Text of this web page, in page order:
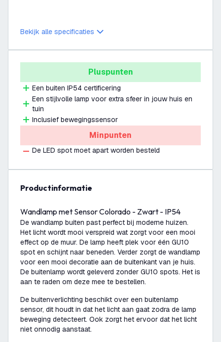
Bekijk alle specificaties
Pluspunten
Een buiten IP54 certificering
Een stijlvolle lamp voor extra sfeer in jouw huis en
tuin
Inclusief bewegingssensor
Minpunten
De LED spot moet apart worden besteld
productinformatie
Wandlamp met Sensor Colorado - Zwart - IP54
De wandlamp buiten past perfect bij moderne huizen.
Het licht wordt mooi verspreid wat zorgt voor een mooi
effect op de muur. De lamp heeft plek voor één GU10
spot en schijnt naar beneden. Verder zorgt de wandlamp
voor een mooi decoratie aan de buitenkant van je huis.
De buitenlamp wordt geleverd zonder GU10 spots. Het is
aan te raden om deze mee te bestellen.
De buitenverlichting beschikt over een buitenlamp
sensor, dit houdt in dat het licht aan gaat zodra de lamp
beweging detecteert. Ook zorgt het ervoor dat het licht
niet onnodig aanstaat.